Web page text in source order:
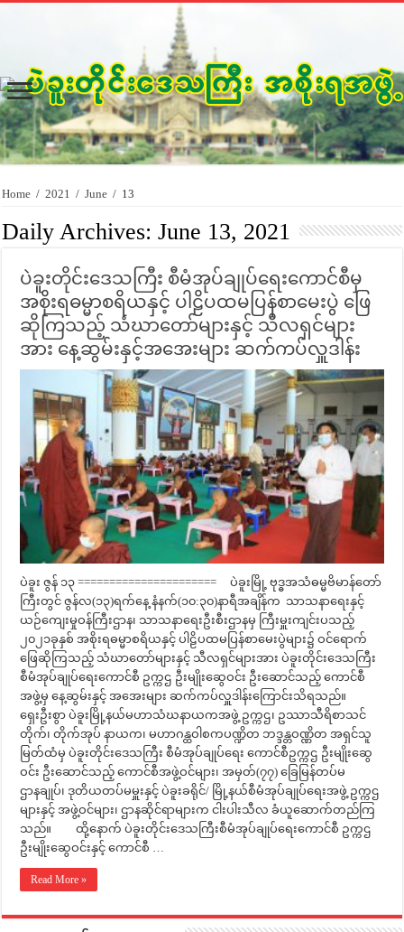
Home / 2021 / June / 13
Daily Archives:June 13, 2021
ပဲခူးတိုင်းဒေသကြီး စီမံအုပ်ချုပ်ရေးကောင်စီမှ
အစိုးရဓမ္မာစရိယနှင့် ပါဠိပထမပြန်စာမေးပွဲ ဖြေ
ဆိုကြသည့် သံဃာတော်များနှင့် သီလရှင်များ
အား နေ့ဆွမ်းနှင့်အ‌အေးများ ဆက်ကပ်လှူဒါန်း
ပဲခူး ဇွန် ၁၃ ====================== ပဲခူးမြို့ ဗုဒ္ဓအသံဓမ္မဗိမာန်တော်
ကြီးတွင် ဇွန်လ(၁၃)ရက်နေ့ နံနက်(၁၀:၃၀)နာရီအချိန်က သာသနာရေးနှင့်
ယဉ်ကျေးမှုဝန်ကြီးဌာန၊ သာသနာရေးဦးစီးဌာနမှ ကြီးမှူးကျင်းပသည့်
၂၀၂၁ခုနှစ် အစိုးရဓမ္မာစရိယနှင့် ပါဠိပထမပြန်စာမေးပွဲများ၌ ဝင်ရောက်
ဖြေဆိုကြသည့် သံဃာတော်များနှင့် သီလရှင်များအား ပဲခူးတိုင်းဒေသကြီး
စီမံအုပ်ချုပ်ရေးကောင်စီ ဥက္ကဌ ဦးမျိုးဆွေဝင်း ဦးဆောင်သည့် ကောင်စီ
အဖွဲ့မှ နေ့ဆွမ်းနှင့် အအေးများ ဆက်ကပ်လှူဒါန်းကြောင်းသိရသည်။
ရှေးဦးစွာ ပဲခူးမြို့နယ်မဟာသံဃနာယကအဖွဲ့ ဥက္ကဌ၊ ဥဿာသီရိစာသင်
တိုက်၊ တိုက်အုပ် နာယက၊ မဟာဂန္ထဝါစကပဏ္ဍိတ ဘဒ္ဒန္တဝဏ္ဏိတ အရှင်သူ
မြတ်ထံမှ ပဲခူးတိုင်းဒေသကြီး စီမံအုပ်ချုပ်ရေး ကောင်စီဥက္ကဌ ဦးမျိုးဆွေ
ဝင်း ဦးဆောင်သည့် ကောင်စီအဖွဲ့ဝင်များ၊ အမှတ်(၇၇) ခြေမြန်တပ်မ
ဌာနချုပ်၊ ဒုတိယတပ်မမှူးနှင့် ပဲခူးခရိုင်/ မြို့နယ်စီမံအုပ်ချုပ်ရေးအဖွဲ့ ဥက္ကဌ
များနှင့် အဖွဲ့ဝင်များ၊ ဌာနဆိုင်ရာများက ငါးပါးသီလ ခံယူဆောက်တည်‌ကြ
သည်။ ထို့နောက် ပဲခူးတိုင်းဒေသကြီးစီမံအုပ်ချုပ်ရေးကောင်စီ ဥက္ကဌ
ဦးမျိုးဆွေဝင်းနှင့် ကောင်စီ …
Read More »